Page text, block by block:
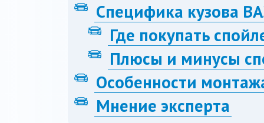
Специфика кузова
Где покупать
Плюсы и минусы
Особенности
Мнение эксперта